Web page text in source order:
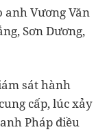
anh Vương Văn
Sơn Dương,
sát hành
cấp, lúc xảy
Pháp điều